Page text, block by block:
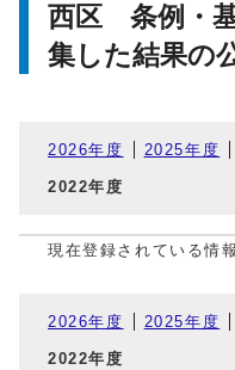
西区 条例・
集した結果の
2026年度 2025年度
2022年度
現在登録されている情
2026年度 2025年度
2022年度